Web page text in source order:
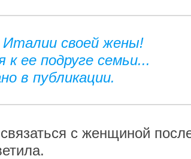
своей жены!
ее подруге семьи...
в публикации.
с женщиной